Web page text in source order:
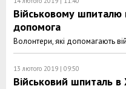
Військовому шпиталю
допомога
Волонтери, які допомагають
13 лютого 2019 | 09:50
Військовий шпиталь